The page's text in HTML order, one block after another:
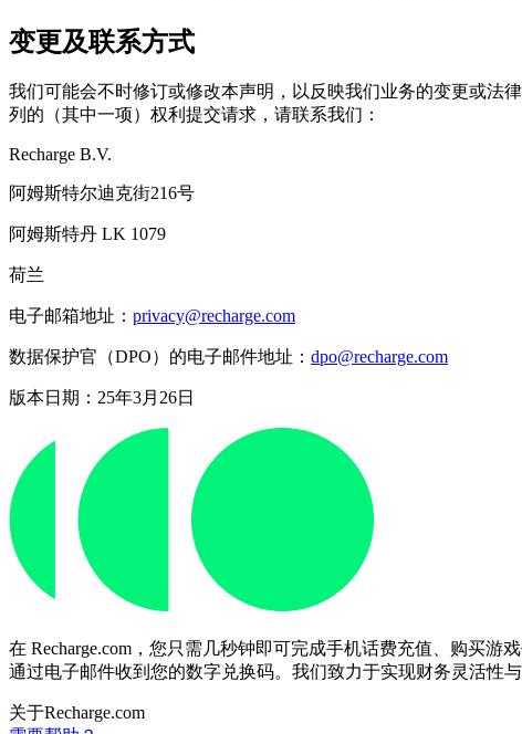
变更及联系方式
我们可能会不时修订或修改本声明，以反映我们业务的变更或法
列的（其中一项）权利提交请求，请联系我们：
Recharge B.V.
阿姆斯特尔迪克街216号
阿姆斯特丹 LK 1079
荷兰
电子邮箱地址： privacy@recharge.com
数据保护官（DPO）的电子邮件地址： dpo@recharge.com
版本日期：25年3月26日
在 Recharge.com，您只需几秒钟即可完成手机话费充值、购买
通过电子邮件收到您的数字兑换码。我们致力于实现财务灵活性
关于Recharge.com